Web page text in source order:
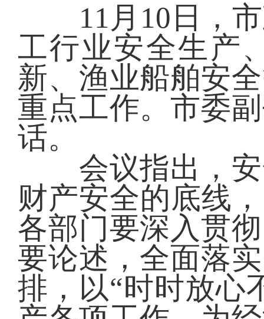
11月10日，市
工行业安全生产
新、渔业船舶安
重点工作。市委
话。
会议指出，安
财产安全的底线
各部门要深入贯
要论述，全面落
排，以“时时放心